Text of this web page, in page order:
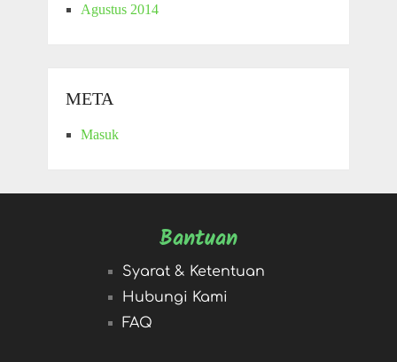
Agustus 2014
META
Masuk
Bantuan
Syarat & Ketentuan
Hubungi Kami
FAQ